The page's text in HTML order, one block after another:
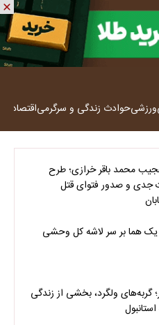
ورزشیحوادث زندگی و سرگرمیاقتصاد
محمد باقر خرازی؛ طرح
جدی و صدور فتوای قتل
هما بر سر لاشه‌ کل وحشی
گربه‌های ولگرد، بخشی از زندگی